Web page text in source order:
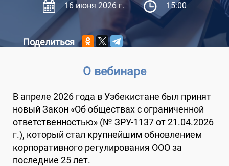
16 июня 2026 г. 15:00
Поделиться
О вебинаре
В апреле 2026 года в Узбекистане был принят
новый Закон «Об обществах с ограниченной
ответственностью» (№ ЗРУ-1137 от 21.04.2026
г.), который стал крупнейшим обновлением
корпоративного регулирования ООО за
последние 25 лет.